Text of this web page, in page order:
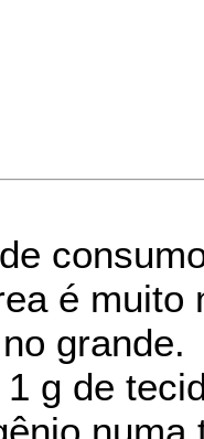
é muito
grande.
g de